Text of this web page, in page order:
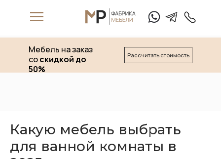
hat's App Telegam
Мебель на заказ
соскидкой до
50%
Рассчитать стоимость
Какую мебель выбрать
для ванной комнаты в